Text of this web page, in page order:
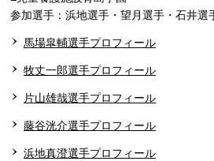
参加選手：浜地選手・望月選手・石井選
馬場皐輔選手プロフィール
牧丈一郎選手プロフィール
片山雄哉選手プロフィール
藤谷洸介選手プロフィール
浜地真澄選手プロフィール